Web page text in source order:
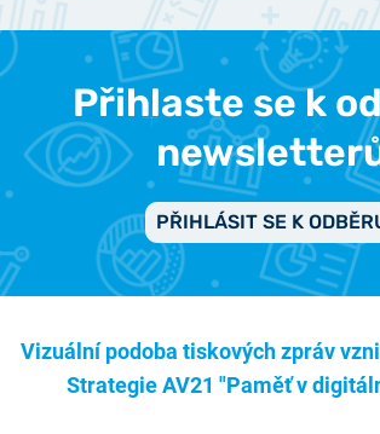
Přihlaste se k
PŘIHLÁSIT SE K
Vizuální podoba tiskových zpráv
Strategie AV21 "Paměť v